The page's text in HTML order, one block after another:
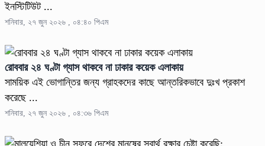
ইনস্টিটিউট ...
শনিবার, ২৭ জুন ২০২৬ , ০৪:৪০ পিএম
রোববার ২৪ ঘণ্টা গ্যাস থাকবে না ঢাকার কয়েক এলাকায়
সাময়িক এই ভোগান্তির জন্য গ্রাহকদের কাছে আন্তরিকভাবে দুঃখ প্রকাশ
করেছে ...
শনিবার, ২৭ জুন ২০২৬ , ০৪:৩৬ পিএম